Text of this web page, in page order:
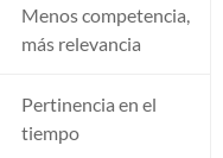
Menos competencia,
más relevancia
Pertinencia en el
tiempo